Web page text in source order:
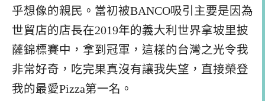
乎想像的親民。當初被BANCO吸引主要是因為
世貿店的店長在2019年的義大利世界拿坡里披
薩錦標賽中，拿到冠軍，這樣的台灣之光令我
非常好奇，吃完果真沒有讓我失望，直接榮登
我的最愛Pizza第一名。